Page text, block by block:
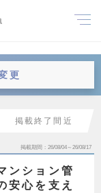
更
掲載終了間近
掲載期間 26/08/04～26/08/17
ンション管
安心を支え